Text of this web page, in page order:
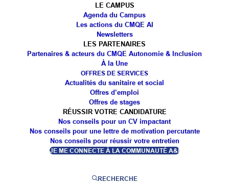
LE CAMPUS
Agenda du Campus
Les actions du CMQE AI
Newsletters
LES PARTENAIRES
Partenaires & acteurs du CMQE Autonomie & Inclusion
À la Une
OFFRES DE SERVICES
Actualités du sanitaire et social
Offres d’emploi
Offres de stages
RÉUSSIR VOTRE CANDIDATURE
Nos conseils pour un CV impactant
Nos conseils pour une lettre de motivation percutante
Nos conseils pour réussir votre entretien
JE ME CONNECTE À LA COMMUNAUTÉ A&I
RECHERCHE
🔵🟢 C’est parti pour la journée bilan de la démarche
Une soixantaine de professionnels du sanitaire et du
social de l’hôpital et de la ville de la Meuse, la Marne
et la Haute-Marne sont réunis aujourd’hui pour
valoriser le chemin parcouru et dessiner l’avenir 🤩 !
du territoire travaillent sur des actions concrètes pour